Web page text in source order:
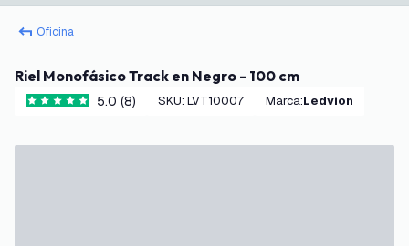
Oficina
Riel Monofásico Track en Negro - 100 cm
5 estrellas de puntuación
5.0 (8) SKU: LVT10007 Marca: Ledvion